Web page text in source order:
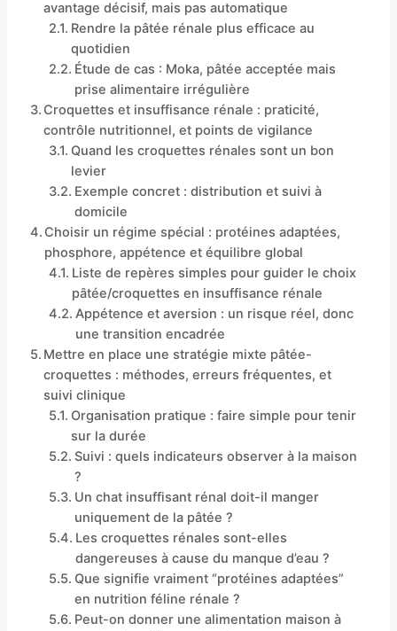
avantage décisif, mais pas automatique
Rendre la pâtée rénale plus efficace au
quotidien
Étude de cas : Moka, pâtée acceptée mais
prise alimentaire irrégulière
Croquettes et insuffisance rénale : praticité,
contrôle nutritionnel, et points de vigilance
Quand les croquettes rénales sont un bon
levier
Exemple concret : distribution et suivi à
domicile
Choisir un régime spécial : protéines adaptées,
phosphore, appétence et équilibre global
Liste de repères simples pour guider le choix
pâtée/croquettes en insuffisance rénale
Appétence et aversion : un risque réel, donc
une transition encadrée
Mettre en place une stratégie mixte pâtée-
croquettes : méthodes, erreurs fréquentes, et
suivi clinique
Organisation pratique : faire simple pour tenir
sur la durée
Suivi : quels indicateurs observer à la maison
?
Un chat insuffisant rénal doit-il manger
uniquement de la pâtée ?
Les croquettes rénales sont-elles
dangereuses à cause du manque d’eau ?
Que signifie vraiment “protéines adaptées”
en nutrition féline rénale ?
Peut-on donner une alimentation maison à